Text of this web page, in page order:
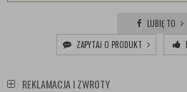
LUBIĘ TO
ZAPYTAJ O PRODUKT
REKLAMACJA I ZWROTY